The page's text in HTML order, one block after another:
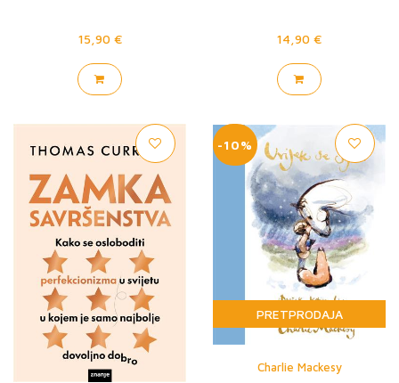
15,90 € 14,90 €
-10%
PRETPRODAJA
Charlie Mackesy